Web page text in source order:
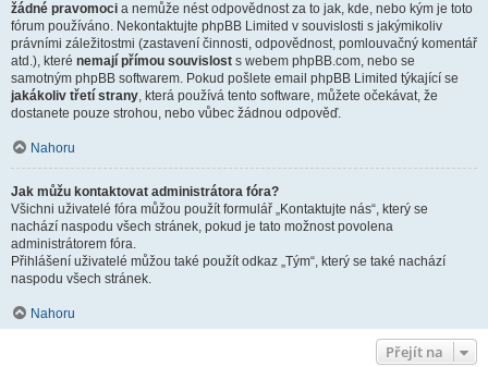
žádné pravomoci a nemůže nést odpovědnost za to jak, kde, nebo kým je toto
fórum používáno. Nekontaktujte phpBB Limited v souvislosti s jakýmikoliv
právními záležitostmi (zastavení činnosti, odpovědnost, pomlouvačný komentář
atd.), které nemají přímou souvislost s webem phpBB.com, nebo se
samotným phpBB softwarem. Pokud pošlete email phpBB Limited týkající se
jakákoliv třetí strany, která používá tento software, můžete očekávat, že
dostanete pouze strohou, nebo vůbec žádnou odpověď.
Nahoru
Jak můžu kontaktovat administrátora fóra?
Všichni uživatelé fóra můžou použít formulář „Kontaktujte nás“, který se
nachází naspodu všech stránek, pokud je tato možnost povolena
administrátorem fóra.
Přihlášení uživatelé můžou také použít odkaz „Tým“, který se také nachází
naspodu všech stránek.
Nahoru
Přejít na